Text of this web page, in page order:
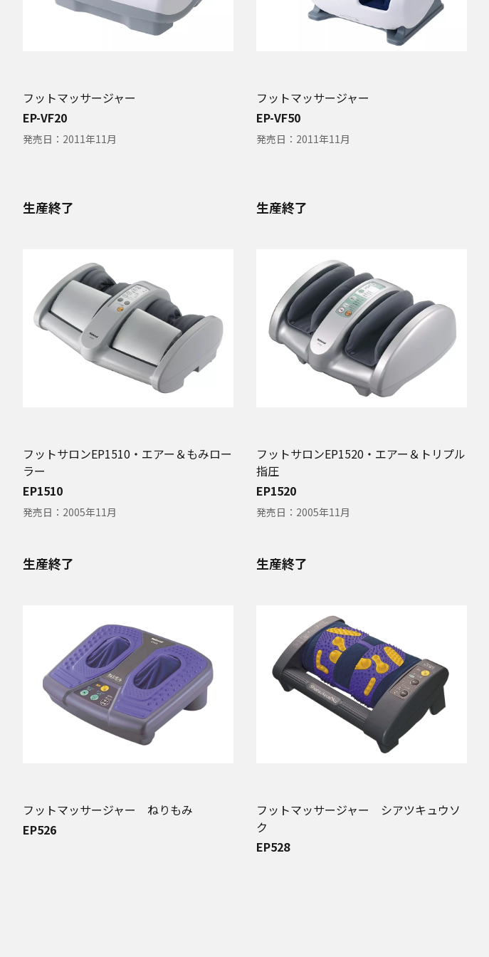
フットマッサージャー
EP-VF20
発売日： 2011年11月
フットマッサージャー
EP-VF50
発売日： 2011年11月
生産終了
フットサロンEP1510・エアー＆もみロー
ラー
EP1510
発売日： 2005年11月
生産終了
フットサロンEP1520・エアー＆トリプル
指圧
EP1520
発売日： 2005年11月
生産終了
フットマッサージャー ねりもみ
EP526
生産終了
フットマッサージャー シアツキュウソ
ク
EP528